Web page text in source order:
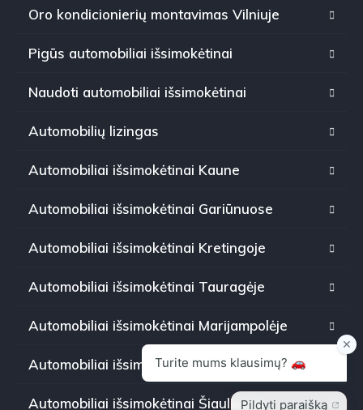
Oro kondicionierių montavimas Vilniuje
Pigūs automobiliai išsimokėtinai
Naudoti automobiliai išsimokėtinai
Automobilių lizingas
Automobiliai išsimokėtinai Kaune
Automobiliai išsimokėtinai Gariūnuose
Automobiliai išsimokėtinai Kretingoje
Automobiliai išsimokėtinai Tauragėje
Automobiliai išsimokėtinai Marijampolėje
Automobiliai išsimokėtinai Panevėžyje
Automobiliai išsimokėtinai Šiauliuose